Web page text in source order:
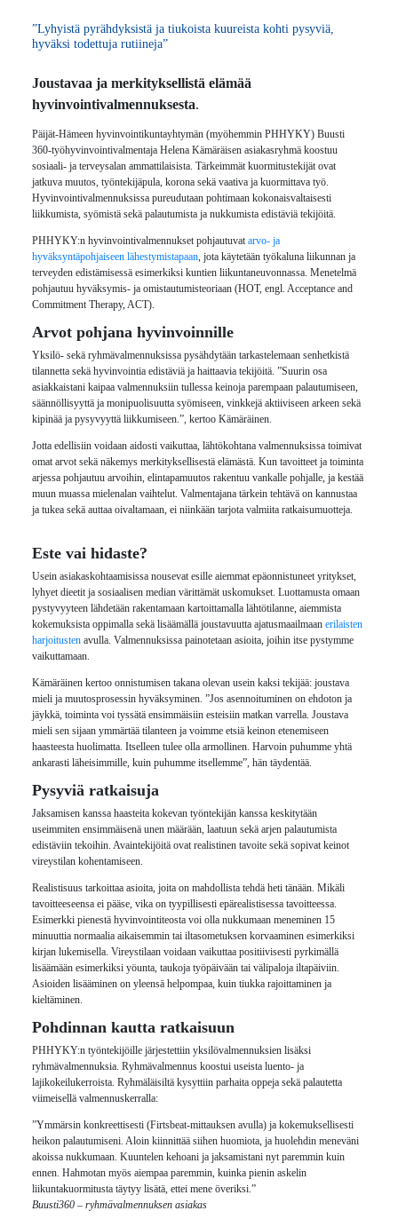
”Lyhyistä pyrähdyksistä ja tiukoista kuureista kohti pysyviä,
hyväksi todettuja rutiineja”
Joustavaa ja merkityksellistä elämää
hyvinvointivalmennuksesta.
Päijät-Hämeen hyvinvointikuntayhtymän (myöhemmin PHHYKY) Buusti
360-työhyvinvointivalmentaja Helena Kämäräisen asiakasryhmä koostuu
sosiaali- ja terveysalan ammattilaisista. Tärkeimmät kuormitustekijät ovat
jatkuva muutos, työntekijäpula, korona sekä vaativa ja kuormittava työ.
Hyvinvointivalmennuksissa pureudutaan pohtimaan kokonaisvaltaisesti
liikkumista, syömistä sekä palautumista ja nukkumista edistäviä tekijöitä.
PHHYKY:n hyvinvointivalmennukset pohjautuvatarvo- ja
hyväksyntäpohjaiseen lähestymistapaan, jota käytetään työkaluna liikunnan ja
terveyden edistämisessä esimerkiksi kuntien liikuntaneuvonnassa. Menetelmä
pohjautuu hyväksymis- ja omistautumisteoriaan (HOT, engl. Acceptance and
Commitment Therapy, ACT).
Arvot pohjana hyvinvoinnille
Yksilö- sekä ryhmävalmennuksissa pysähdytään tarkastelemaan senhetkistä
tilannetta sekä hyvinvointia edistäviä ja haittaavia tekijöitä. ”Suurin osa
asiakkaistani kaipaa valmennuksiin tullessa keinoja parempaan palautumiseen,
säännöllisyyttä ja monipuolisuutta syömiseen, vinkkejä aktiiviseen arkeen sekä
kipinää ja pysyvyyttä liikkumiseen.”, kertoo Kämäräinen.
Jotta edellisiin voidaan aidosti vaikuttaa, lähtökohtana valmennuksissa toimivat
omat arvot sekä näkemys merkityksellisestä elämästä. Kun tavoitteet ja toiminta
arjessa pohjautuu arvoihin, elintapamuutos rakentuu vankalle pohjalle, ja kestää
muun muassa mielenalan vaihtelut. Valmentajana tärkein tehtävä on kannustaa
ja tukea sekä auttaa oivaltamaan, ei niinkään tarjota valmiita ratkaisumuotteja.
Este vai hidaste?
Usein asiakaskohtaamisissa nousevat esille aiemmat epäonnistuneet yritykset,
lyhyet dieetit ja sosiaalisen median värittämät uskomukset. Luottamusta omaan
pystyvyyteen lähdetään rakentamaan kartoittamalla lähtötilanne, aiemmista
kokemuksista oppimalla sekä lisäämällä joustavuutta ajatusmaailmaan erilaisten
harjoitusten avulla. Valmennuksissa painotetaan asioita, joihin itse pystymme
vaikuttamaan.
Kämäräinen kertoo onnistumisen takana olevan usein kaksi tekijää: joustava
mieli ja muutosprosessin hyväksyminen. ”Jos asennoituminen on ehdoton ja
jäykkä, toiminta voi tyssätä ensimmäisiin esteisiin matkan varrella. Joustava
mieli sen sijaan ymmärtää tilanteen ja voimme etsiä keinon etenemiseen
haasteesta huolimatta. Itselleen tulee olla armollinen. Harvoin puhumme yhtä
ankarasti läheisimmille, kuin puhumme itsellemme”, hän täydentää.
Pysyviä ratkaisuja
Jaksamisen kanssa haasteita kokevan työntekijän kanssa keskitytään
useimmiten ensimmäisenä unen määrään, laatuun sekä arjen palautumista
edistäviin tekoihin. Avaintekijöitä ovat realistinen tavoite sekä sopivat keinot
vireystilan kohentamiseen.
Realistisuus tarkoittaa asioita, joita on mahdollista tehdä heti tänään. Mikäli
tavoitteeseensa ei pääse, vika on tyypillisesti epärealistisessa tavoitteessa.
Esimerkki pienestä hyvinvointiteosta voi olla nukkumaan meneminen 15
minuuttia normaalia aikaisemmin tai iltasometuksen korvaaminen esimerkiksi
kirjan lukemisella. Vireystilaan voidaan vaikuttaa positiivisesti pyrkimällä
lisäämään esimerkiksi yöunta, taukoja työpäivään tai välipaloja iltapäiviin.
Asioiden lisääminen on yleensä helpompaa, kuin tiukka rajoittaminen ja
kieltäminen.
Pohdinnan kautta ratkaisuun
PHHYKY:n työntekijöille järjestettiin yksilövalmennuksien lisäksi
ryhmävalmennuksia. Ryhmävalmennus koostui useista luento- ja
lajikokeilukerroista. Ryhmäläisiltä kysyttiin parhaita oppeja sekä palautetta
viimeisellä valmennuskerralla:
”Ymmärsin konkreettisesti (Firtsbeat-mittauksen avulla) ja kokemuksellisesti
heikon palautumiseni. Aloin kiinnittää siihen huomiota, ja huolehdin meneväni
akoissa nukkumaan. Kuuntelen kehoani ja jaksamistani nyt paremmin kuin
ennen. Hahmotan myös aiempaa paremmin, kuinka pienin askelin
liikuntakuormitusta täytyy lisätä, ettei mene överiksi.”
Buusti360 – ryhmävalmennuksen asiakas